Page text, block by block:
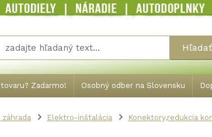
Zadarmo! Osobný odber na Slovensku
Hľadať
záhrada Elektro-inštalácia Konektory,redukcia